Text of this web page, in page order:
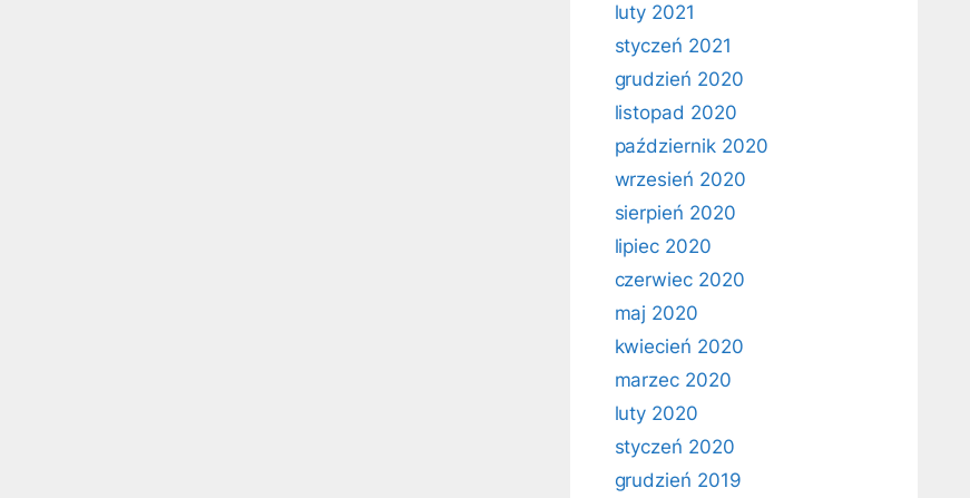
luty 2021
styczeń 2021
grudzień 2020
listopad 2020
październik 2020
wrzesień 2020
sierpień 2020
lipiec 2020
czerwiec 2020
maj 2020
kwiecień 2020
marzec 2020
luty 2020
styczeń 2020
grudzień 2019